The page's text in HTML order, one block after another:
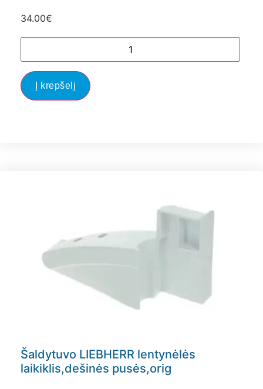
34.00€
Į krepšelį
Šaldytuvo LIEBHERR lentynėlės
laikiklis,dešinės pusės,orig